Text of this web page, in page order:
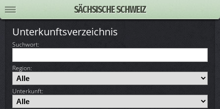
SÄCHSISCHE SCHWEIZ
Unterkunftsverzeichnis
Suchwort:
Region:
Unterkunft: